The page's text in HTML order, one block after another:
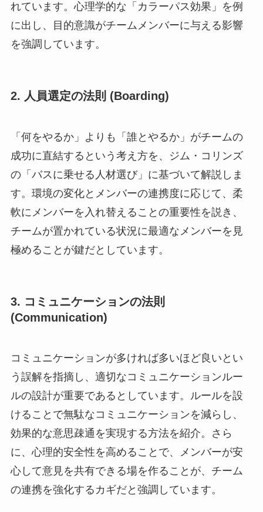
れています。心理学的な「カラーパス効果」を例
に出し、目的意識がチームメンバーに与える影響
を強調しています。
2. 人員選定の法則 (Boarding)
「何をやるか」よりも「誰とやるか」がチームの
成功に直結するという考え方を、ジム・コリンズ
の「バスに乗せる人材選び」に基づいて解説しま
す。環境の変化とメンバーの連携度に応じて、柔
軟にメンバーを入れ替えることの重要性を説き、
チームが置かれている状況に最適なメンバーを見
極めることが鍵だとしています。
3. コミュニケーションの法則
(Communication)
コミュニケーションが多ければ多いほど良いとい
う誤解を指摘し、適切なコミュニケーションルー
ルの設計が重要であるとしています。ルールを設
けることで無駄なコミュニケーションを減らし、
効果的な意思疎通を実現する方法を紹介。さら
に、心理的安全性を高めることで、メンバーが安
心して意見を共有できる場を作ることが、チーム
の連携を強化するカギだと強調しています。